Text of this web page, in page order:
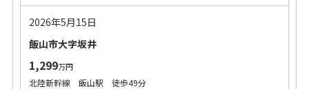
2026年5月15日
飯山市大字坂井
1,299万円
北陸新幹線 飯山駅 徒歩49分